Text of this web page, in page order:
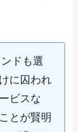
ドも選
に囚われ
ビスな
とが賢明